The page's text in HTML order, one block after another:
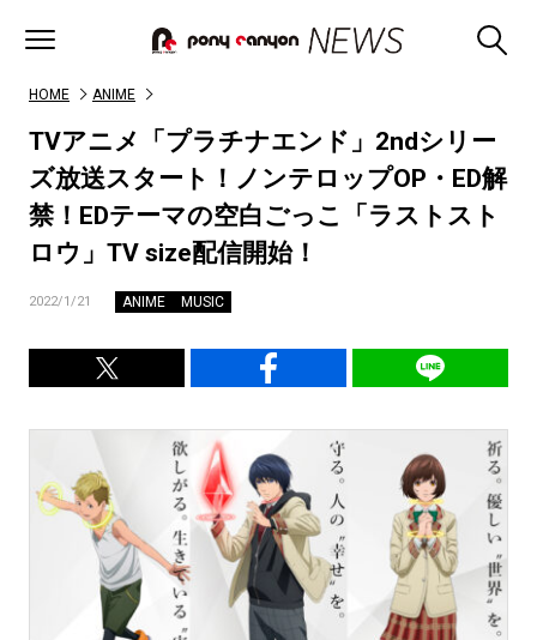
HOME ANIME
TVアニメ「プラチナエンド」2ndシリー
ズ放送スタート！ノンテロップOP・ED解
禁！EDテーマの空白ごっこ「ラストスト
ロウ」TV size配信開始！
2022/1/21 ANIME MUSIC